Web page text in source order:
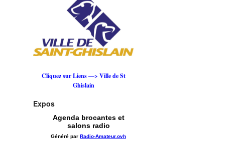
Cliquez sur Liens —> Ville de St
Ghislain
Expos